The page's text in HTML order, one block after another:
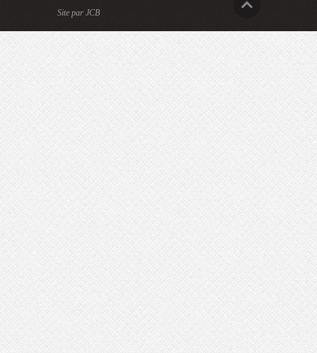
Site par JCB